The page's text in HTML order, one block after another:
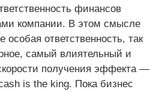
финансов
компании. В этом смысле
особая ответственность, так
самый влиятельный и
получения эффекта —
is the king. Пока бизнес